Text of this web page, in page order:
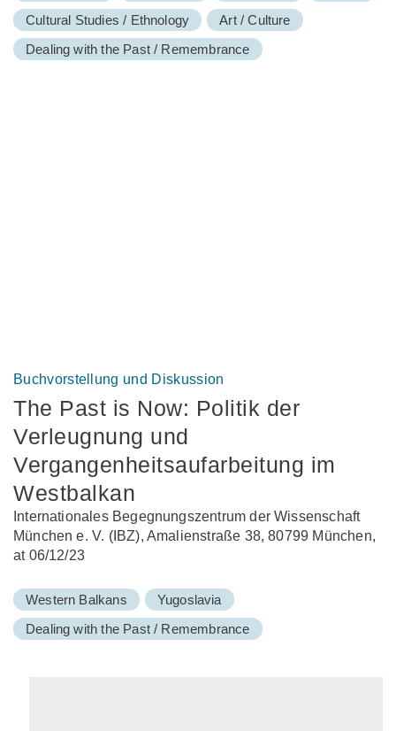
Cultural Studies / Ethnology
Art / Culture
Dealing with the Past / Remembrance
Buchvorstellung und Diskussion
The Past is Now: Politik der
Verleugnung und
Vergangenheitsaufarbeitung im
Westbalkan
Internationales Begegnungszentrum der Wissenschaft
München e. V. (IBZ), Amalienstraße 38, 80799 München,
at 06/12/23
Western Balkans
Yugoslavia
Dealing with the Past / Remembrance